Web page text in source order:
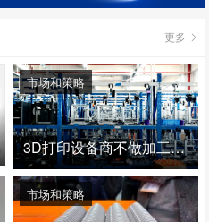
更多
3D打印设备商不做加工服务，就成了旁观者！
市场和策略
市场和策略